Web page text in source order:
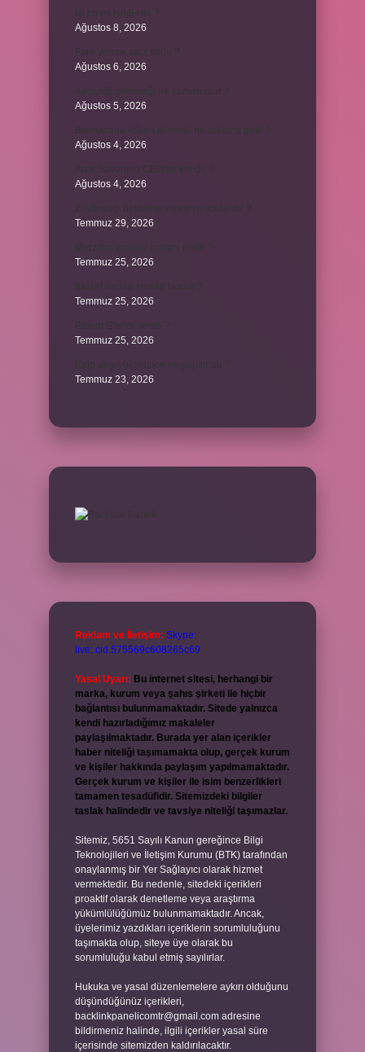
Ağustos 8, 2026
Ağustos 6, 2026
Ağustos 5, 2026
Ağustos 4, 2026
Ağustos 4, 2026
Temmuz 29, 2026
Temmuz 25, 2026
Temmuz 25, 2026
Temmuz 25, 2026
Temmuz 23, 2026
Reklam ve İletişim: Skype:
live:.cid.575569c608265c69
Yasal Uyarı: Bu internet sitesi, herhangi bir
marka, kurum veya şahıs şirketi ile hiçbir
bağlantısı bulunmamaktadır. Sitede yalnızca
kendi hazırladığımız makaleler
paylaşılmaktadır. Burada yer alan içerikler
haber niteliği taşımamakta olup, gerçek kurum
ve kişiler hakkında paylaşım yapılmamaktadır.
Gerçek kurum ve kişiler ile isim benzerlikleri
tamamen tesadüfidir. Sitemizdeki bilgiler
taslak halindedir ve tavsiye niteliği taşımazlar.
Sitemiz, 5651 Sayılı Kanun gereğince Bilgi
Teknolojileri ve İletişim Kurumu (BTK) tarafından
onaylanmış bir Yer Sağlayıcı olarak hizmet
vermektedir. Bu nedenle, sitedeki içerikleri
proaktif olarak denetleme veya araştırma
yükümlülüğümüz bulunmamaktadır. Ancak,
üyelerimiz yazdıkları içeriklerin sorumluluğunu
taşımakta olup, siteye üye olarak bu
sorumluluğu kabul etmiş sayılırlar.
Hukuka ve yasal düzenlemelere aykırı olduğunu
düşündüğünüz içerikleri,
backlinkpanelicomtr@gmail.com adresine
bildirmeniz halinde, ilgili içerikler yasal süre
içerisinde sitemizden kaldırılacaktır.